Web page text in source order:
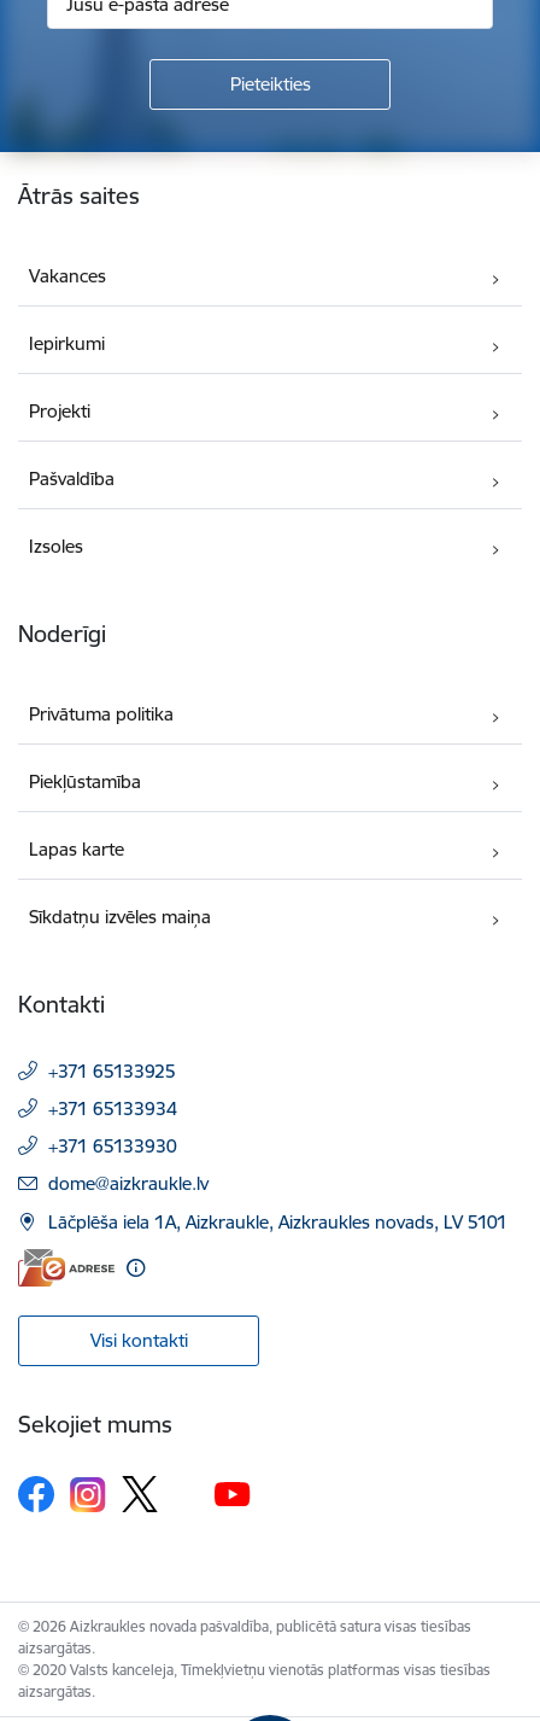
Kājene
Ātrās saites
Vakances
Iepirkumi
Projekti
Pašvaldība
Izsoles
Noderīgi
Privātuma politika
Piekļūstamība
Lapas karte
Sīkdatņu izvēles maiņa
Kontakti
+371 65133925
+371 65133934
+371 65133930
E-pasts:
dome@aizkraukle.lv
Lāčplēša iela 1A, Aizkraukle, Aizkraukles novads, LV 5101
Visi kontakti
Sekojiet mums
© 2026 Aizkraukles novada pašvaldība, publicētā satura visas tiesības
aizsargātas.
© 2020 Valsts kanceleja, Tīmekļvietņu vienotās platformas visas tiesības
aizsargātas.